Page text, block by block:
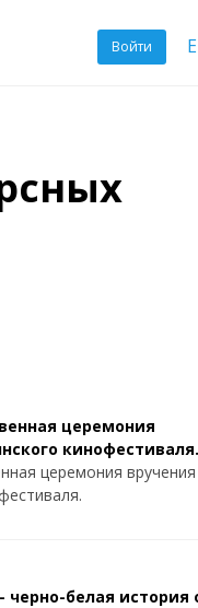
Войти
церемония
кинофестиваля.
церемония вручения
черно-белая история